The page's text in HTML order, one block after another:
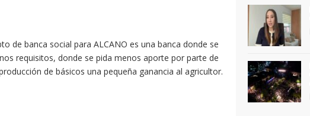
de banca social para ALCANO es una banca donde se
requisitos, donde se pida menos aporte por parte de
de básicos una pequeña ganancia al agricultor.